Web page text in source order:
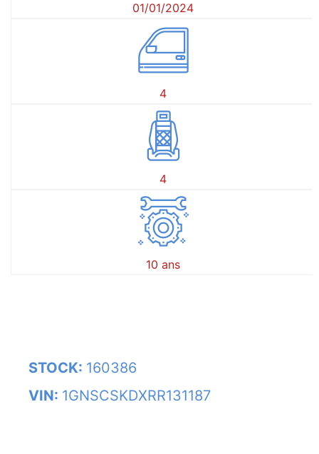
01/01/2024
4
4
10 ans
STOCK: 160386
VIN: 1GNSCSKDXRR131187